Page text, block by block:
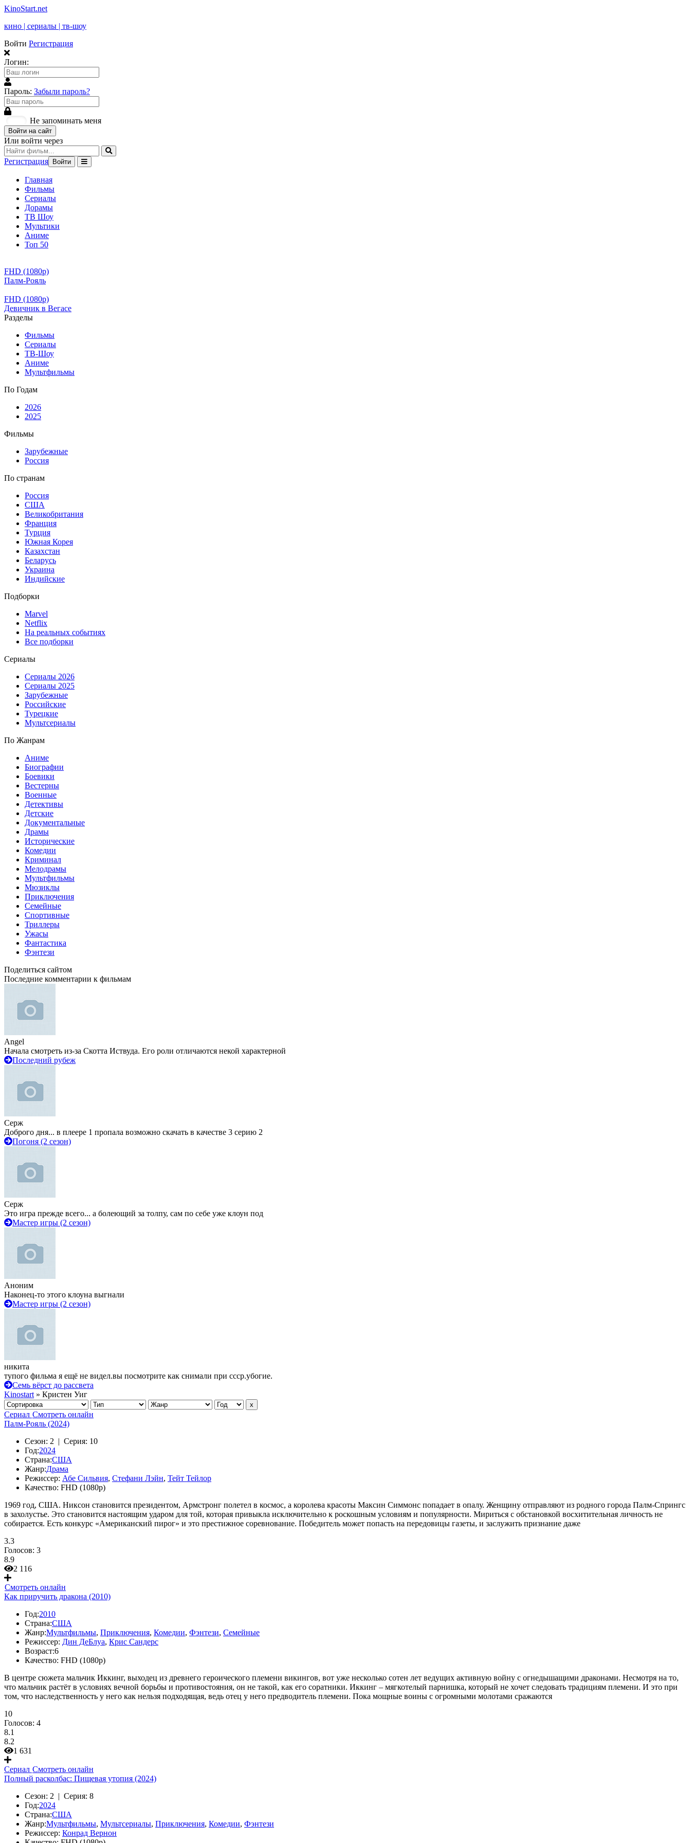
KinoStart.net
кино | сериалы | тв-шоу
Войти Регистрация
Логин:
Пароль: Забыли пароль?
Не запоминать меня
Войти на сайт
Или войти через
Регистрация Войти
Главная
Фильмы
Сериалы
Дорамы
ТВ Шоу
Мультики
Аниме
Топ 50
FHD (1080p)
Палм-Рояль
FHD (1080p)
Девичник в Вегасе
Разделы
Фильмы
Сериалы
ТВ-Шоу
Аниме
Мультфильмы
По Годам
2026
2025
Фильмы
Зарубежные
Россия
По странам
Россия
США
Великобритания
Франция
Турция
Южная Корея
Казахстан
Беларусь
Украина
Индийские
Подборки
Marvel
Netflix
На реальных событиях
Все подборки
Сериалы
Сериалы 2026
Сериалы 2025
Зарубежные
Российские
Турецкие
Мультсериалы
По Жанрам
Аниме
Биографии
Боевики
Вестерны
Военные
Детективы
Детские
Документальные
Драмы
Исторические
Комедии
Криминал
Мелодрамы
Мультфильмы
Мюзиклы
Приключения
Семейные
Спортивные
Триллеры
Ужасы
Фантастика
Фэнтези
Поделиться сайтом
Последние комментарии к фильмам
Angel
Начала смотреть из-за Скотта Иствуда. Его роли отличаются некой характерной
Последний рубеж
Серж
Доброго дня... в плеере 1 пропала возможно скачать в качестве 3 серию 2
Погоня (2 сезон)
Серж
Это игра прежде всего... а болеющий за толпу, сам по себе уже клоун под
Мастер игры (2 сезон)
Аноним
Наконец-то этого клоуна выгнали
Мастер игры (2 сезон)
никита
тупого фильма я ещё не видел.вы посмотрите как снимали при ссср.убогие.
Семь вёрст до рассвета
Kinostart » Кристен Уиг
Сериал Смотреть онлайн
Палм-Рояль (2024)
Сезон: 2 | Серия: 10
Год:2024
Страна:США
Жанр:Драма
Режиссер: Абе Сильвия, Стефани Лэйн, Тейт Тейлор
Качество: FHD (1080p)
1969 год, США. Никсон становится президентом, Армстронг полетел в космос, а королева красоты Максин Симмонс попадает в опалу. Женщину отправляют из родного города Палм-Спрингс
в захолустье. Это становится настоящим ударом для той, которая привыкла исключительно к роскошным условиям и популярности. Мириться с обстановкой восхитительная личность не
собирается. Есть конкурс «Американский пирог» и это престижное соревнование. Победитель может попасть на передовицы газеты, и заслужить признание даже
3.3
Голосов: 3
8.9
2 116
Смотреть онлайн
Как приручить дракона (2010)
Год:2010
Страна:США
Жанр:Мультфильмы, Приключения, Комедии, Фэнтези, Семейные
Режиссер: Дин ДеБлуа, Крис Сандерс
Возраст:6
Качество: FHD (1080p)
В центре сюжета мальчик Иккинг, выходец из древнего героического племени викингов, вот уже несколько сотен лет ведущих активную войну с огнедышащими драконами. Несмотря на то,
что мальчик растёт в условиях вечной борьбы и противостояния, он не такой, как его соратники. Иккинг – мягкотелый парнишка, который не хочет следовать традициям племени. И это при
том, что наследственность у него как нельзя подходящая, ведь отец у него предводитель племени. Пока мощные воины с огромными молотами сражаются
10
Голосов: 4
8.1
8.2
1 631
Сериал Смотреть онлайн
Полный расколбас: Пищевая утопия (2024)
Сезон: 2 | Серия: 8
Год:2024
Страна:США
Жанр:Мультфильмы, Мультсериалы, Приключения, Комедии, Фэнтези
Режиссер: Конрад Вернон